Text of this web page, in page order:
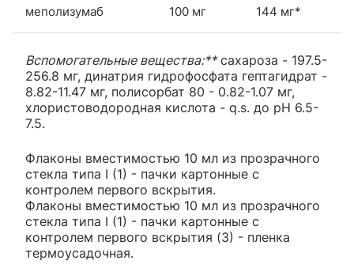
меполизумаб 100 мг 144 мг*
Вспомогательные вещества:**сахароза - 197.5-
256.8 мг, динатрия гидрофосфата гептагидрат -
8.82-11.47 мг, полисорбат 80 - 0.82-1.07 мг,
хлористоводородная кислота - q.s. до pH 6.5-
7.5.
Флаконы вместимостью 10 мл из прозрачного
стекла типа I (1) - пачки картонные с
контролем первого вскрытия.
Флаконы вместимостью 10 мл из прозрачного
стекла типа I (1) - пачки картонные с
контролем первого вскрытия (3) - пленка
термоусадочная.